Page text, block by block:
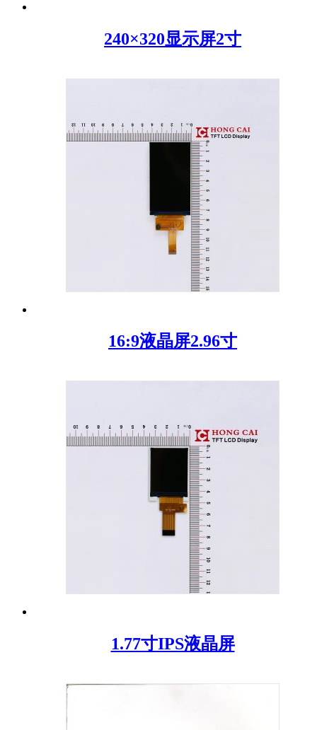
240×320显示屏2寸
16:9液晶屏2.96寸
1.77寸IPS液晶屏